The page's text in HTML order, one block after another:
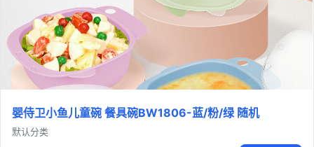
婴侍卫小鱼儿童碗 餐具碗BW1806-蓝/粉/绿 随机
默认分类